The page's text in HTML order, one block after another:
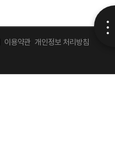
이용약관 개인정보 처리방침